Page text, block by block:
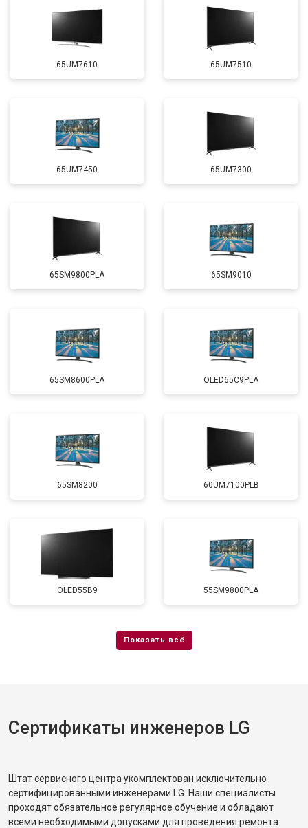
65UM7610 65UM7510
65UM7450 65UM7300
65SM9800PLA 65SM9010
65SM8600PLA OLED65C9PLA
65SM8200 60UM7100PLB
OLED55B9 55SM9800PLA
Сертификаты инженеров LG
Штат сервисного центра укомплектован исключительно
сертифицированными инженерами LG. Наши специалисты
проходят обязательное регулярное обучение и обладают
всеми необходимыми допусками для проведения ремонта